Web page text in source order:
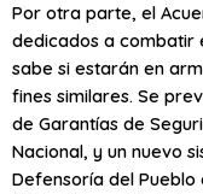
Por otra parte, el
dedicados a combatir
sabe si estarán en
fines similares. Se
de Garantías de
Nacional, y un nuevo
Defensoría del